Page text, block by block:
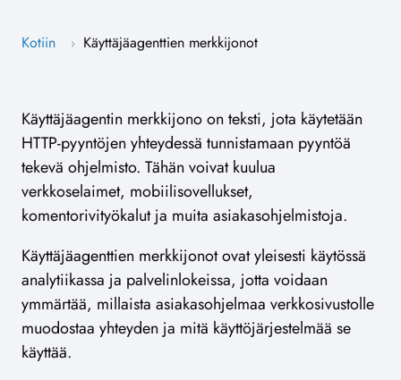
Kotiin › Käyttäjäagenttien merkkijonot
Käyttäjäagentin merkkijono on teksti, jota käytetään
HTTP-pyyntöjen yhteydessä tunnistamaan pyyntöä
tekevä ohjelmisto. Tähän voivat kuulua
verkkoselaimet, mobiilisovellukset,
komentorivityökalut ja muita asiakasohjelmistoja.
Käyttäjäagenttien merkkijonot ovat yleisesti käytössä
analytiikassa ja palvelinlokeissa, jotta voidaan
ymmärtää, millaista asiakasohjelmaa verkkosivustolle
muodostaa yhteyden ja mitä käyttöjärjestelmää se
käyttää.